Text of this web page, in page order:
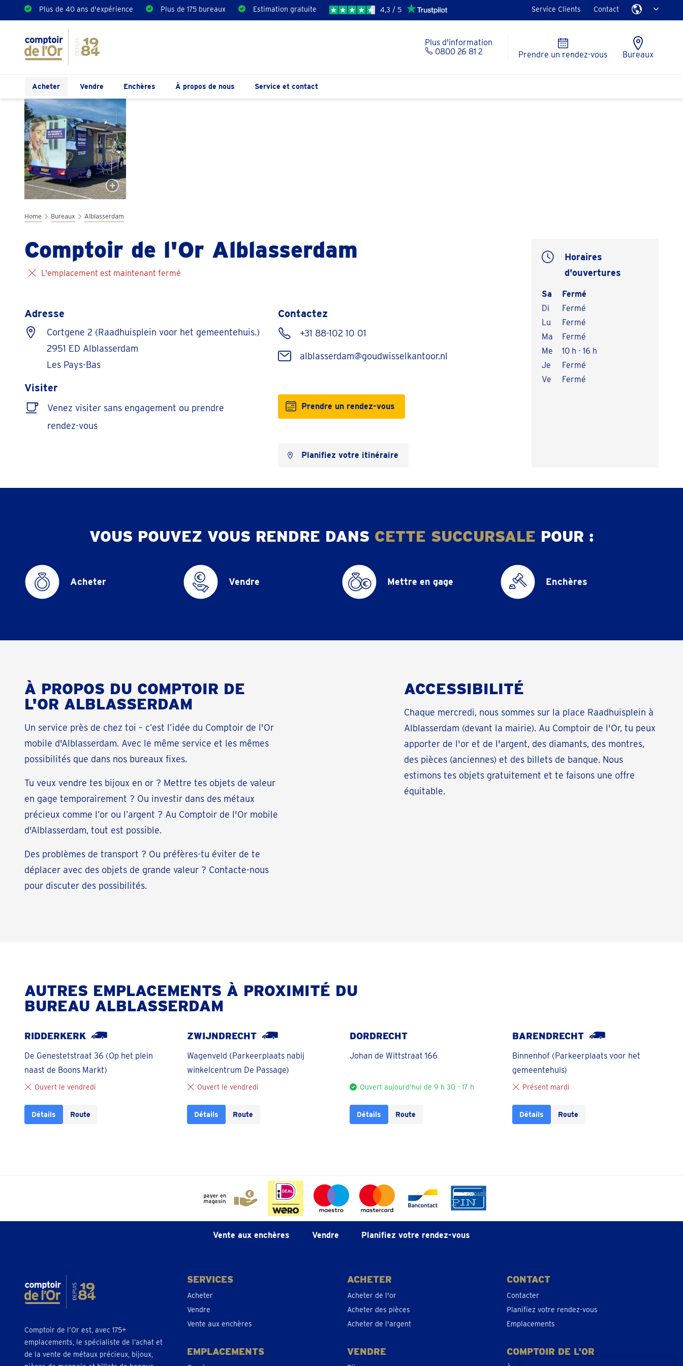
Plus de 40 ans d'expérience Plus de 175 bureaux Estimation gratuite 4,3 / 5 Service Clients Contact
Plus d'information
0800 26 81 2
Prendre un rendez-vous Bureaux
Acheter Vendre Enchères À propos de nous Service et contact
Home Bureaux Alblasserdam
Comptoir de l'Or Alblasserdam
L'emplacement est maintenant fermé
Adresse
Cortgene 2 (Raadhuisplein voor het gemeentehuis.)
2951 ED Alblasserdam
Les Pays-Bas
Visiter
Venez visiter sans engagement ou prendre
rendez-vous
Contactez
+31 88-102 10 01
alblasserdam@goudwisselkantoor.nl
Prendre un rendez-vous
Planifiez votre itinéraire
Horaires
d'ouvertures
Sa
Fermé
Di
Fermé
Lu
Fermé
Ma
Fermé
Me
10 h - 16 h
Je
Fermé
Ve
Fermé
VOUS POUVEZ VOUS RENDRE DANS CETTE SUCCURSALE POUR :
Acheter Vendre Mettre en gage Enchères
À PROPOS DU COMPTOIR DE
L'OR ALBLASSERDAM
Un service près de chez toi – c’est l’idée du Comptoir de l'Or
mobile d'Alblasserdam. Avec le même service et les mêmes
possibilités que dans nos bureaux fixes.
Tu veux vendre tes bijoux en or ? Mettre tes objets de valeur
en gage temporairement ? Ou investir dans des métaux
précieux comme l’or ou l’argent ? Au Comptoir de l'Or mobile
d'Alblasserdam, tout est possible.
Des problèmes de transport ? Ou préfères-tu éviter de te
déplacer avec des objets de grande valeur ? Contacte-nous
pour discuter des possibilités.
ACCESSIBILITÉ
Chaque mercredi, nous sommes sur la place Raadhuisplein à
Alblasserdam (devant la mairie). Au Comptoir de l'Or, tu peux
apporter de l'or et de l'argent, des diamants, des montres,
des pièces (anciennes) et des billets de banque. Nous
estimons tes objets gratuitement et te faisons une offre
équitable.
AUTRES EMPLACEMENTS À PROXIMITÉ DU
BUREAU ALBLASSERDAM
RIDDERKERK
De Genestetstraat 36 (Op het plein
naast de Boons Markt)
Ouvert le vendredi
Détails Route
ZWIJNDRECHT
Wagenveld (Parkeerplaats nabij
winkelcentrum De Passage)
Ouvert le vendredi
Détails Route
DORDRECHT
Johan de Wittstraat 166
Ouvert aujourd'hui de 9 h 30 - 17 h
Détails Route
BARENDRECHT
Binnenhof (Parkeerplaats voor het
gemeentehuis)
Présent mardi
Détails Route
Vente aux enchères Vendre Planifiez votre rendez-vous
Comptoir de l’Or est, avec 175+
emplacements, le spécialiste de l’achat et
de la vente de métaux précieux, bijoux,
SERVICES
Acheter
Vendre
Vente aux enchères
EMPLACEMENTS
ACHETER
Acheter de l'or
Acheter des pièces
Acheter de l'argent
VENDRE
CONTACT
Contacter
Planifiez votre rendez-vous
Emplacements
COMPTOIR DE L'OR